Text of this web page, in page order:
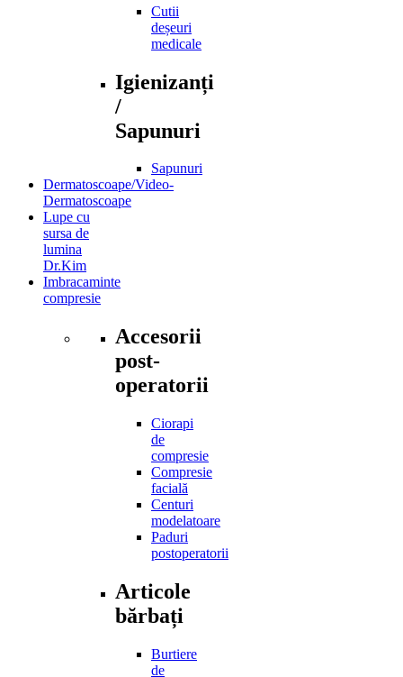
Cutii
deșeuri
medicale
Igienizanți
/
Sapunuri
Sapunuri
Dermatoscoape/Video-
Dermatoscoape
Lupe cu
sursa de
lumina
Dr.Kim
Imbracaminte
compresie
Accesorii
post-
operatorii
Ciorapi
de
compresie
Compresie
facială
Centuri
modelatoare
Paduri
postoperatorii
Articole
bărbați
Burtiere
de